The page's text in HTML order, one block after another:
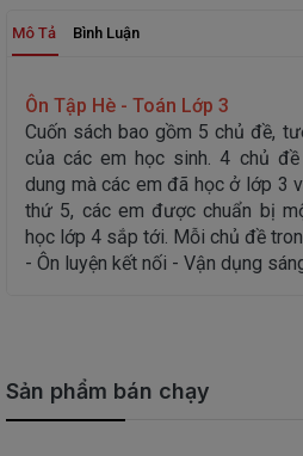
Mô Tả Bình Luận
Ôn Tập Hè - Toán Lớp 3
Cuốn sách bao gồm 5 chủ đề,
của các em học sinh. 4 chủ
dung mà các em đã học ở lớp 3
thứ 5, các em được chuẩn bị
học lớp 4 sắp tới. Mỗi chủ đề
- Ôn luyện kết nối - Vận dụng
Sản phẩm bán chạy